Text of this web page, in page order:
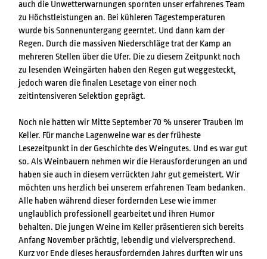
auch die Unwetterwarnungen spornten unser erfahrenes Team
zu Höchstleistungen an. Bei kühleren Tagestemperaturen
wurde bis Sonnenuntergang geerntet. Und dann kam der
Regen. Durch die massiven Niederschläge trat der Kamp an
mehreren Stellen über die Ufer. Die zu diesem Zeitpunkt noch
zu lesenden Weingärten haben den Regen gut weggesteckt,
jedoch waren die finalen Lesetage von einer noch
zeitintensiveren Selektion geprägt.
Noch nie hatten wir Mitte September 70 % unserer Trauben im
Keller. Für manche Lagenweine war es der früheste
Lesezeitpunkt in der Geschichte des Weingutes. Und es war gut
so. Als Weinbauern nehmen wir die Herausforderungen an und
haben sie auch in diesem verrückten Jahr gut gemeistert. Wir
möchten uns herzlich bei unserem erfahrenen Team bedanken.
Alle haben während dieser fordernden Lese wie immer
unglaublich professionell gearbeitet und ihren Humor
behalten. Die jungen Weine im Keller präsentieren sich bereits
Anfang November prächtig, lebendig und vielversprechend.
Kurz vor Ende dieses herausfordernden Jahres durften wir uns